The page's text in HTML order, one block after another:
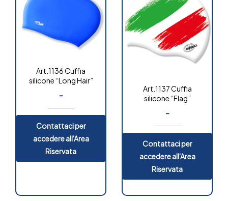
Art.1136 Cuffia
silicone “Long Hair”
-
Contattaci per
accedere all'Area
Riservata
Art.1137 Cuffia
silicone “Flag”
-
Contattaci per
accedere all'Area
Riservata